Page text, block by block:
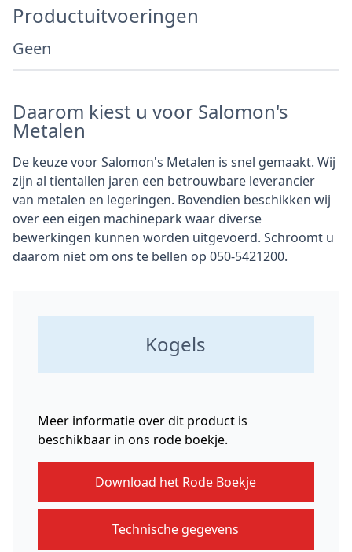
Productuitvoeringen
Geen
Daarom kiest u voor Salomon's
Metalen
De keuze voor Salomon's Metalen is snel gemaakt. Wij
zijn al tientallen jaren een betrouwbare leverancier
van metalen en legeringen. Bovendien beschikken wij
over een eigen machinepark waar diverse
bewerkingen kunnen worden uitgevoerd. Schroomt u
daarom niet om ons te bellen op 050-5421200.
Kogels
Meer informatie over dit product is
beschikbaar in ons rode boekje.
Download het Rode Boekje
Technische gegevens